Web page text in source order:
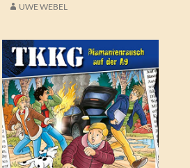
UWE WEBEL